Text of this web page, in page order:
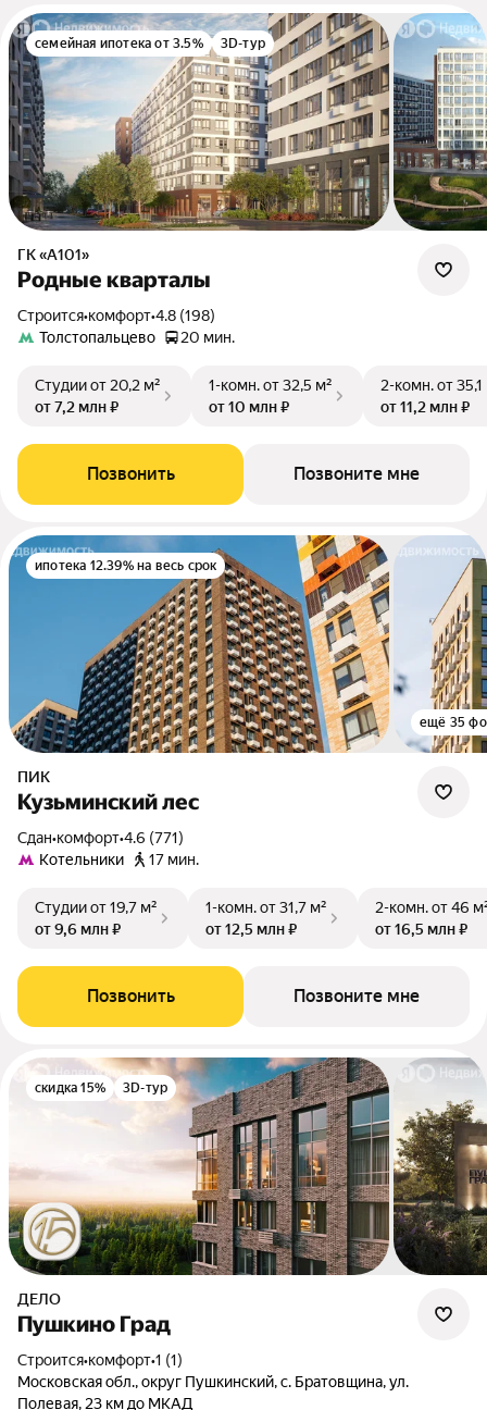
семейная ипотека от 3.5% 3D-тур
ГК «А101»
Родные кварталы
Строится•комфорт•4.8 (198)
Толстопальцево
20 мин.
Студииот 20,2 м²
от 7,2 млн ₽
1-комн.от 32,5 м²
от 10 млн ₽
2-комн.от 35,1
от 11,2 млн ₽
Позвонить Позвоните мне
ипотека 12.39% на весь срок
ещё 35
ПИК
Кузьминский лес
Сдан•комфорт•4.6 (771)
Котельники
17 мин.
Студииот 19,7 м²
от 9,6 млн ₽
1-комн.от 31,7 м²
от 12,5 млн ₽
2-комн.от 46
от 16,5 млн ₽
Позвонить Позвоните мне
скидка 15% 3D-тур
ДЕЛО
Пушкино Град
Строится•комфорт•1 (1)
Московская обл., округ Пушкинский, с. Братовщина, ул.
Полевая, 23 км до МКАД